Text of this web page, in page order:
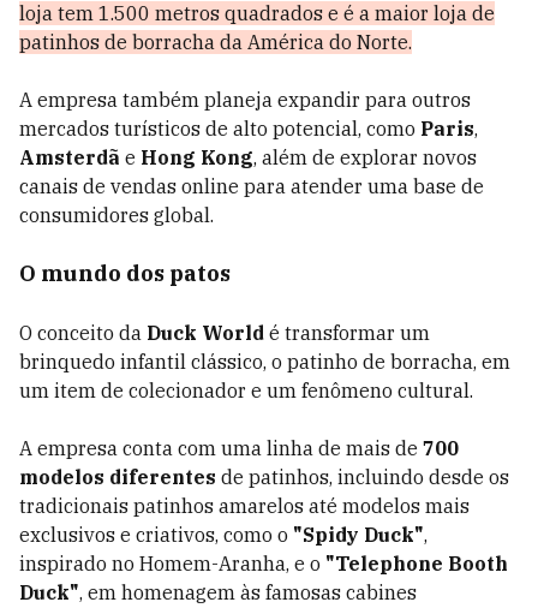
loja tem 1.500 metros quadrados e é a maior loja de
patinhos de borracha da América do Norte.
A empresa também planeja expandir para outros
mercados turísticos de alto potencial, como Paris,
Amsterdã e Hong Kong, além de explorar novos
canais de vendas online para atender uma base de
consumidores global.
O mundo dos patos
O conceito da Duck World é transformar um
brinquedo infantil clássico, o patinho de borracha, em
um item de colecionador e um fenômeno cultural.
A empresa conta com uma linha de mais de 700
modelos diferentes de patinhos, incluindo desde os
tradicionais patinhos amarelos até modelos mais
exclusivos e criativos, como o "Spidy Duck",
inspirado no Homem-Aranha, e o "Telephone Booth
Duck", em homenagem às famosas cabines